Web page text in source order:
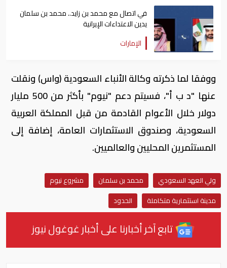
في اتصال مع محمد بن زايد.. محمد بن سلمان
يدين الاعتداءات الإيرانية
الإمارات
ووفقا لما ذكرته وكالة الأنباء السعودية (واس) ونقلت
عنها "د ب أ"، فسيتم دعم "نيوم" بأكثر من 500 مليار
دولار خلال الأعوام القادمة من قبل المملكة العربية
السعودية، وصندوق الاستثمارات العامة، إضافة إلى
المستثمرين المحليين والعالميين.
ولي العهد السعودي محمد بن سلمان
مشروع نيوم
مدينة استثمارية متكاملة
الحدود
تابع آخر أخبارنا على أخبار غوغول نيوز